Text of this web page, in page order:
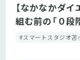
【なかなかダ
組む前の「０段
#スマートスタジオ苫